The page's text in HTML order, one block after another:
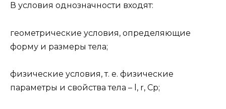
В условия однозначности входят:
геометрические условия, определяющие
форму и размеры тела;
физические условия, т. е. физические
параметры и свойства тела – l, r, Ср;